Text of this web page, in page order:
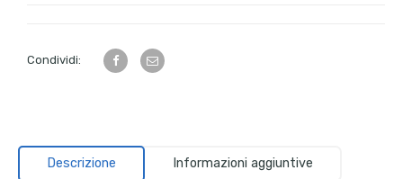
Condividi:
Descrizione Informazioni aggiuntive